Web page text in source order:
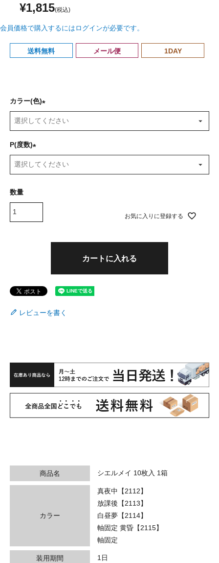
¥1,815
会員価格で購入するにはログインが必要です。
送料無料 メール便 1DAY
カラー(色)
必
)
P(度数)
必
お気に入りに登録する
カートに入れる
レビューを書く
商品名 シエルメイ 10枚入 1箱
カラー
真夜中【2112】
放課後【2113】
白昼夢【2114】
軸固定 黄昏【2115】
軸固定
装用期間 1日